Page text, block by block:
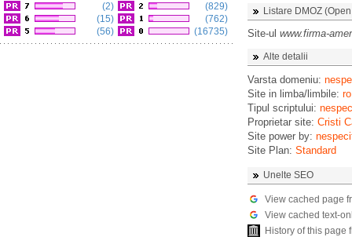
(2)
(15)
(56)
(829)
(762)
(16735)
Listare DMOZ
Site-ul www.firma-
Alte detalii
Varsta domeniu:
Site in limba/limbile: ro
Tipul scriptului:
Proprietar site: Cristi
Site power by:
Site Plan: Standard
Unelte SEO
View cached page
View cached text-
History of this page